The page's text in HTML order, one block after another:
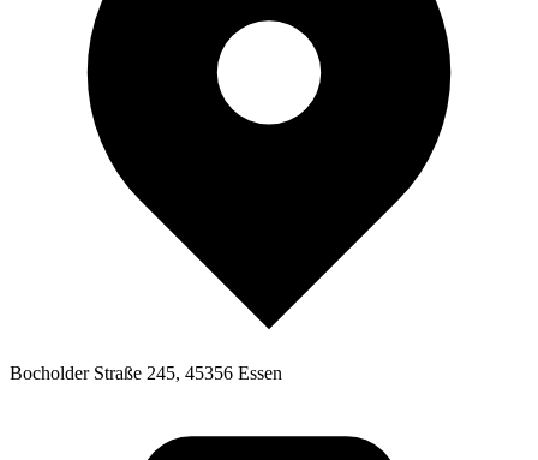
Bocholder Straße 245, 45356 Essen